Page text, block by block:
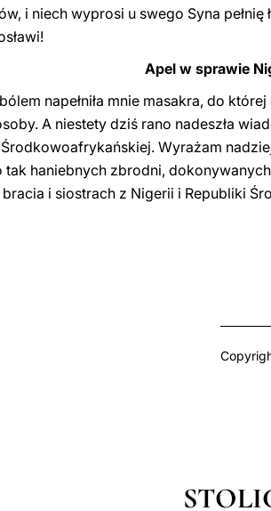
i niech wyprosi u swego Syna
Apel w sprawie
napełniła mnie masakra, do
A niestety dziś rano nadeszła
Wyrażam
haniebnych zbrodni,
i siostrach z Nigerii i Republiki